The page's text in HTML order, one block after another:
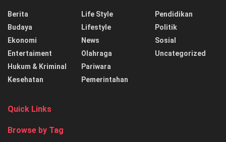
Berita
Budaya
Ekonomi
Entertaiment
Hukum & Kriminal
Kesehatan
Life Style
Lifestyle
News
Olahraga
Pariwara
Pemerintahan
Pendidikan
Politik
Sosial
Uncategorized
Quick Links
Browse by Tag